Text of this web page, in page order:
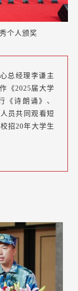
个人颁奖
总经理李谦主
《2025届大学
《诗朗诵》、
员共同观看短
招20年大学生